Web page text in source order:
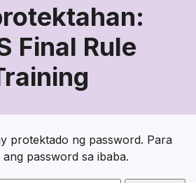
Final Rule
Pinoprotektahan:
HCBS
Final
Rule
Training
protektado ng password. Para
password sa ibaba.